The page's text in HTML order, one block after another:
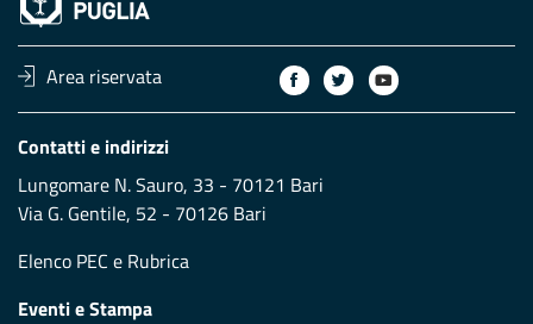
Area riservata
Contatti e indirizzi
Lungomare N. Sauro, 33 - 70121 Bari
Via G. Gentile, 52 - 70126 Bari
Elenco PEC e Rubrica
Eventi e Stampa